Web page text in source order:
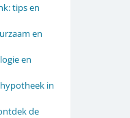
tips en
en
en
in
de